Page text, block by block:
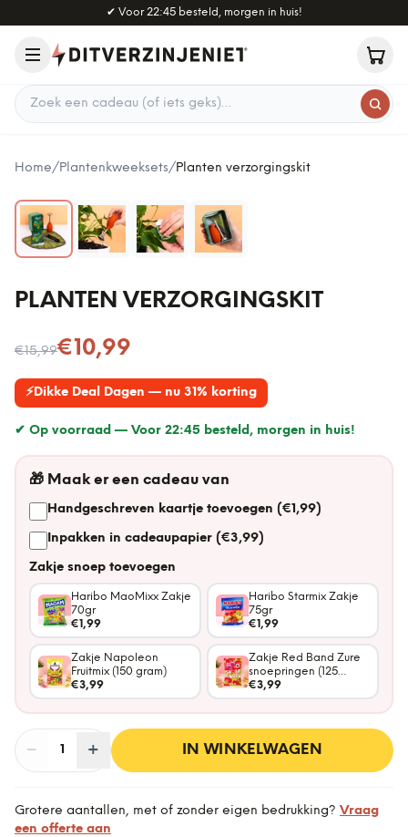
Naar hoofdinhoud
✔ Voor 22:45 besteld, morgen in huis!
Zoek een cadeau
Home/Plantenkweeksets/Planten verzorgingskit
PLANTEN VERZORGINGSKIT
€15,99
Nu voor€10,99
⚡Dikke Deal Dagen — nu 31% korting
✔ Op voorraad — Voor 22:45 besteld, morgen in huis!
🎁 Maak er een cadeau van
Handgeschreven kaartje toevoegen (€1,99)
Inpakken in cadeaupapier (€3,99)
Zakje snoep toevoegen
Haribo MaoMixx Zakje
70gr
€1,99
Haribo Starmix Zakje
75gr
€1,99
Zakje Napoleon
Fruitmix (150 gram)
€3,99
Zakje Red Band Zure
snoepringen (125
gram)
€3,99
− Aantal
1 + IN WINKELWAGEN
Grotere aantallen, met of zonder eigen bedrukking? Vraag
een offerte aan